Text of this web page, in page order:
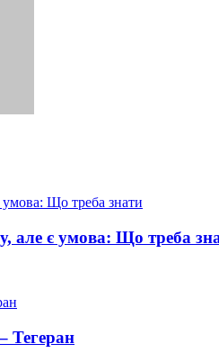
але є умова: Що треба
Тегеран